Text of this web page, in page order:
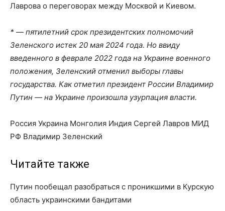
Лаврова о переговорах между Москвой и Киевом.
* — пятилетний срок президентских полномочий
Зеленского истек 20 мая 2024 года. Но ввиду
введенного в феврале 2022 года на Украине военного
положения, Зеленский отменил выборы главы
государства. Как отметил президент России Владимир
Путин — на Украине произошла узурпация власти.
Россия Украина Монголия Индия Сергей Лавров МИД
РФ Владимир Зеленский
Читайте также
Путин пообещал разобраться с проникшими в Курскую
область украинскими бандитами